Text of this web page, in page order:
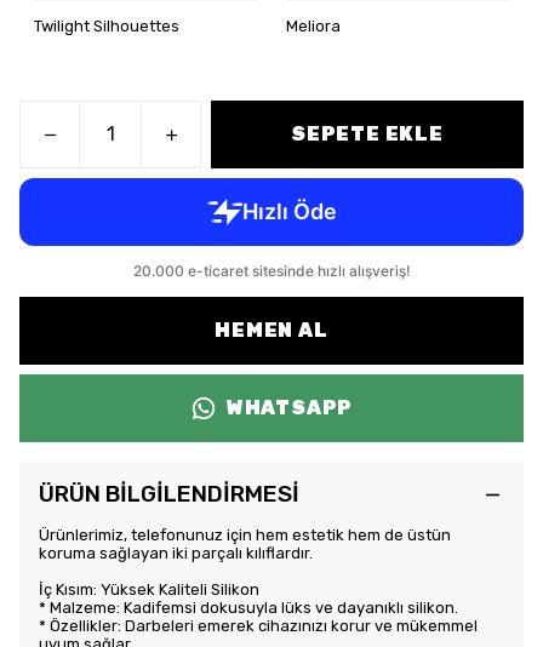
Twilight Silhouettes Meliora
SEPETE EKLE
HEMEN AL
WHATSAPP
ÜRÜN BİLGİLENDİRMESİ
Ürünlerimiz, telefonunuz için hem estetik hem de üstün
koruma sağlayan iki parçalı kılıflardır.
İç Kısım: Yüksek Kaliteli Silikon
* Malzeme: Kadifemsi dokusuyla lüks ve dayanıklı silikon.
* Özellikler: Darbeleri emerek cihazınızı korur ve mükemmel